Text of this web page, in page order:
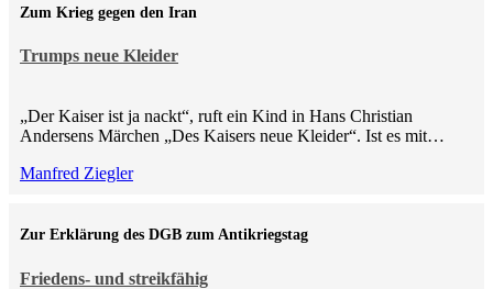
Trumps neue Kleider
Zum Krieg gegen den Iran
„Der Kaiser ist ja nackt“, ruft ein Kind in Hans Christian
Andersens Märchen „Des Kaisers neue Kleider“. Ist es mit…
Manfred Ziegler
Friedens- und streikfähig
Zur Erklärung des DGB zum Antikriegstag